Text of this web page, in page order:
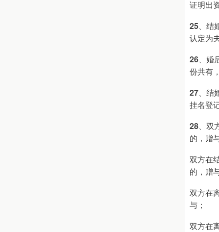
证明出
25、结
认定为
26、婚
份共有
27、结
挂名登
28、双
的，赠
双方在
的，赠
双方在
与；
双方在